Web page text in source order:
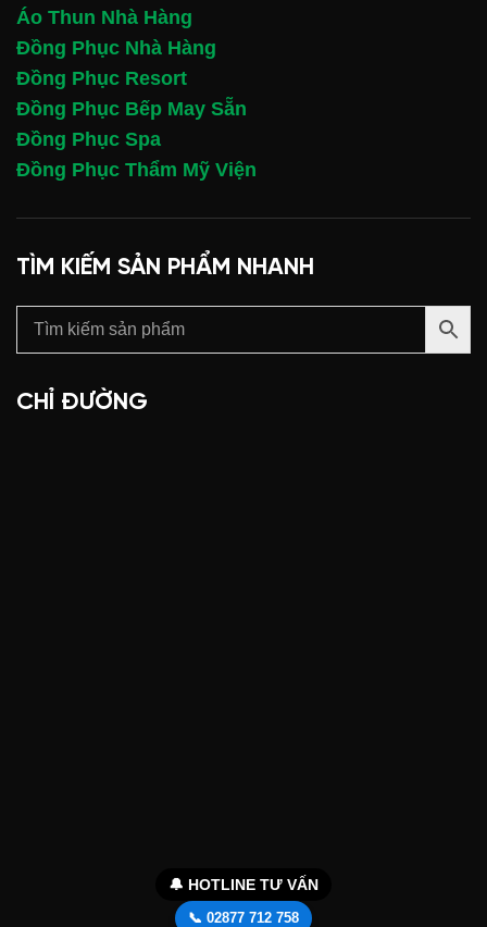
Áo Thun Nhà Hàng
Đồng Phục Nhà Hàng
Đồng Phục Resort
Đồng Phục Bếp May Sẵn
Đồng Phục Spa
Đồng Phục Thẩm Mỹ Viện
TÌM KIẾM SẢN PHẨM NHANH
CHỈ ĐƯỜNG
🔔 HOTLINE TƯ VẤN
📞 02877 712 758